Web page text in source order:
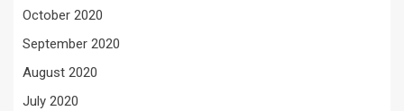
October 2020
September 2020
August 2020
July 2020